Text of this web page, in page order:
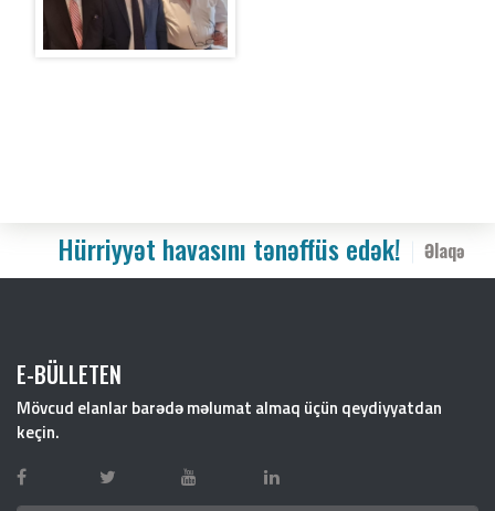
Hürriyyət havasını tənəffüs edək! Əlaqə
E-BÜLLETEN
Mövcud elanlar barədə məlumat almaq üçün qeydiyyatdan
keçin.